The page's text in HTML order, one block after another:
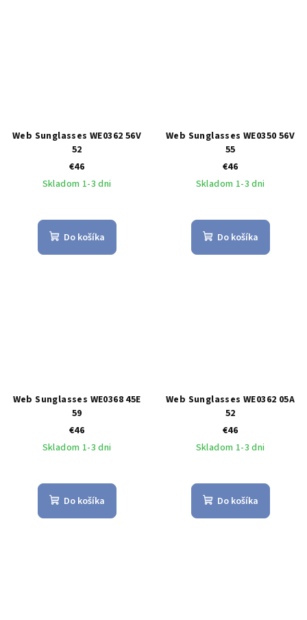
Web Sunglasses WE0362 56V
52
€46
Skladom 1-3 dni
Do košíka
Web Sunglasses WE0350 56V
55
€46
Skladom 1-3 dni
Do košíka
Web Sunglasses WE0368 45E
59
€46
Skladom 1-3 dni
Do košíka
Web Sunglasses WE0362 05A
52
€46
Skladom 1-3 dni
Do košíka